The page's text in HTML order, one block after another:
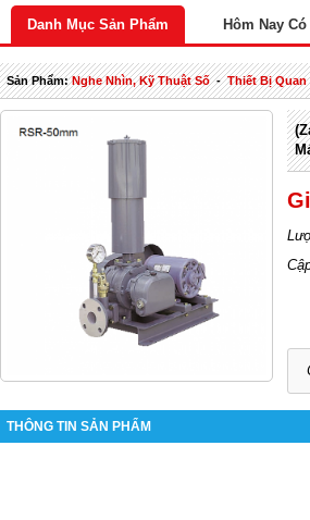
Danh Mục Sản Phẩm Hôm Nay
Sản Phẩm:Nghe Nhìn, Kỹ Thuật Số-Thiết Bị Quan
THÔNG TIN SẢN PHẨM